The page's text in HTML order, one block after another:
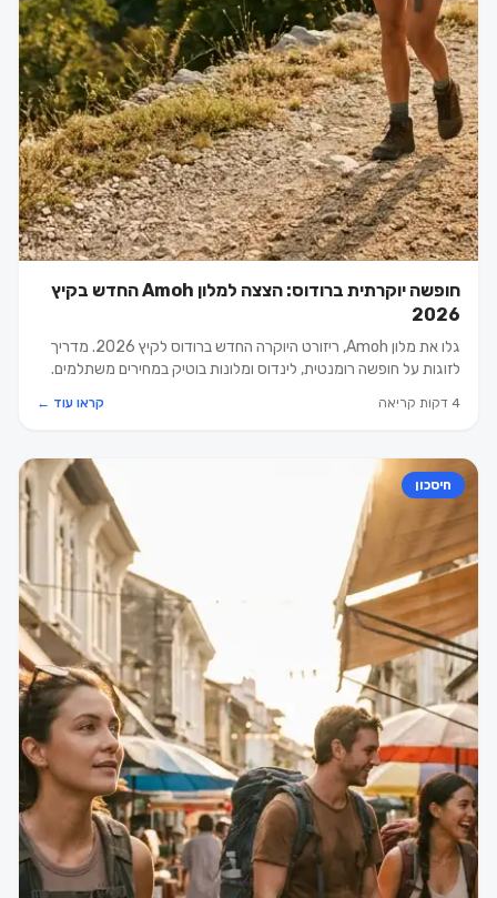
חופשה יוקרתית ברודוס: הצצה למלון Amoh החדש בקיץ
2026
גלו את מלון Amoh, ריזורט היוקרה החדש ברודוס לקיץ 2026. מדריך
לזוגות על חופשה רומנטית, לינדוס ומלונות בוטיק במחירים משתלמים.
4 דקות קריאה קראו עוד ←
חיסכון